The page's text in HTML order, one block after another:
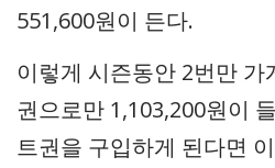
551,600원이 든다.
이렇게 시즌동안 2번만 가
권으로만 1,103,200원이
트권을 구입하게 된다면